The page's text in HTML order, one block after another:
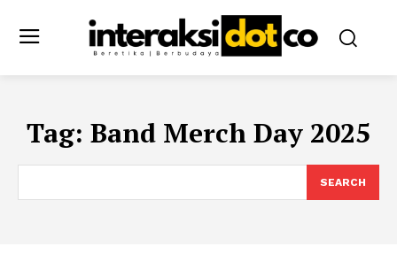
Tag: Band Merch Day 2025
SEARCH